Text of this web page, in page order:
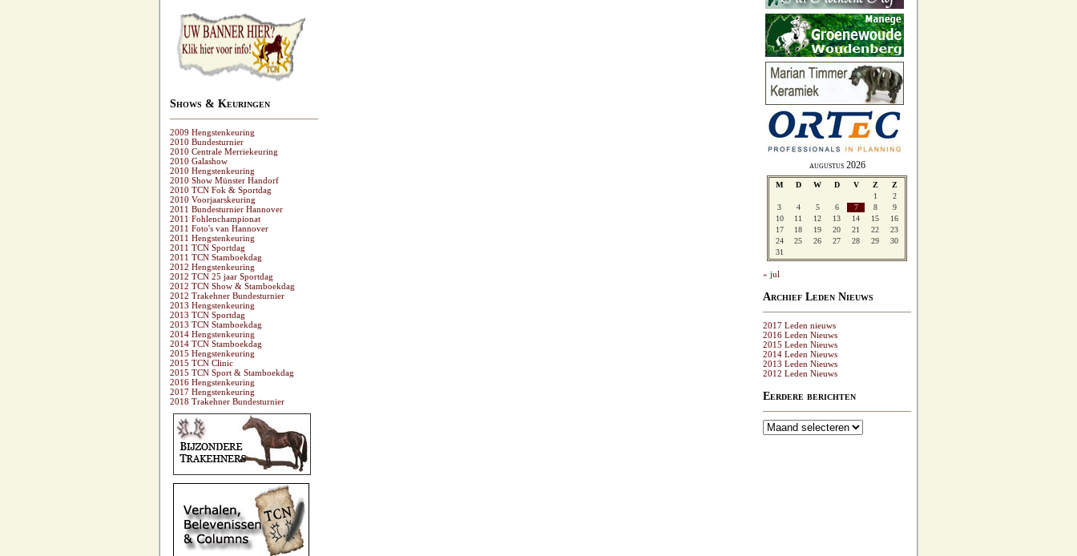
Shows & Keuringen
2009 Hengstenkeuring
2010 Bundesturnier
2010 Centrale Merriekeuring
2010 Galashow
2010 Hengstenkeuring
2010 Show Münster Handorf
2010 TCN Fok & Sportdag
2010 Voorjaarskeuring
2011 Bundesturnier Hannover
2011 Fohlenchampionat
2011 Foto's van Hannover
2011 Hengstenkeuring
2011 TCN Sportdag
2011 TCN Stamboekdag
2012 Hengstenkeuring
2012 TCN 25 jaar Sportdag
2012 TCN Show & Stamboekdag
2012 Trakehner Bundesturnier
2013 Hengstenkeuring
2013 TCN Sportdag
2013 TCN Stamboekdag
2014 Hengstenkeuring
2014 TCN Stamboekdag
2015 Hengstenkeuring
2015 TCN Clinic
2015 TCN Sport & Stamboekdag
2016 Hengstenkeuring
2017 Hengstenkeuring
2018 Trakehner Bundesturnier
augustus 2026
M D W D V Z
Z
1
2
3
4 5 6 7 8
9
10
11 12 13 14 15
16
17
18 19 20 21 22
23
24
25 26 27 28 29
30
31
« jul
Archief Leden Nieuws
2017 Leden nieuws
2016 Leden Nieuws
2015 Leden Nieuws
2014 Leden Nieuws
2013 Leden Nieuws
2012 Leden Nieuws
Eerdere berichten
Eerdere
berichten